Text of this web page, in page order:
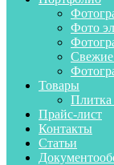
Фото
Товары
Прайс-лист
Контакты
Статьи